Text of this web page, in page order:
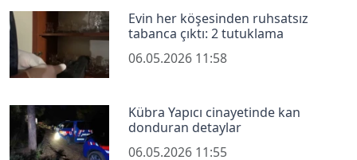
Evin her köşesinden ruhsatsız
tabanca çıktı: 2 tutuklama
06.05.2026 11:58
Kübra Yapıcı cinayetinde kan
donduran detaylar
06.05.2026 11:55